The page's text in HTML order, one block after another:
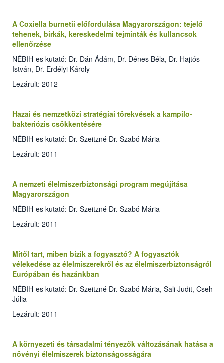
A Coxiella burnetii előfordulása Magyarországon: tejelő
tehenek, birkák, kereskedelmi tejminták és kullancsok
ellenőrzése
NÉBIH-es kutató: Dr. Dán Ádám, Dr. Dénes Béla, Dr. Hajtós
István, Dr. Erdélyi Károly
Lezárult: 2012
Hazai és nemzetközi stratégiai törekvések a kampilo­
bakteriózis csökkentésére
NÉBIH-es kutató: Dr. Szeitzné Dr. Szabó Mária
Lezárult: 2011
A nemzeti élelmiszerbiztonsági program megújítása
Magyarországon
NÉBIH-es kutató: Dr. Szeitzné Dr. Szabó Mária
Lezárult: 2011
Mitől tart, miben bízik a fogyasztó? A fogyasztók
vélekedése az élelmiszerekről és az élelmiszerbiztonságról
Európában és hazánkban
NÉBIH-es kutató: Dr. Szeitzné Dr. Szabó Mária, Sali Judit, Cseh
Júlia
Lezárult: 2011
A környezeti és társadalmi tényezők változásának hatása a
növényi élelmiszerek biztonságosságára